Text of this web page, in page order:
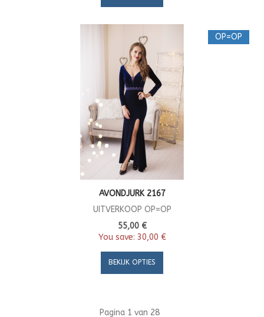
OP=OP
AVONDJURK 2167
UITVERKOOP OP=OP
55,00 €
You save: 30,00 €
BEKIJK OPTIES
Pagina 1 van 28